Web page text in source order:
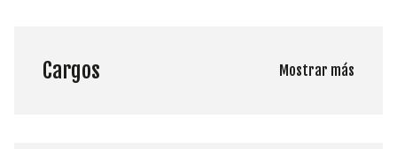
Cargos Mostrar más